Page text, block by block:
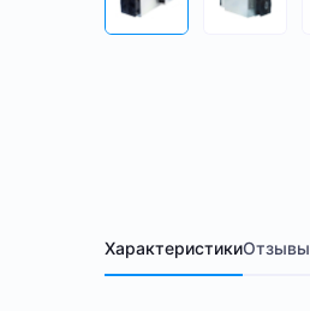
ХарактеристикиОтзывы